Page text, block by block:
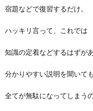
宿題などで復習するだけ。
ハッキリ言って、これでは
知識の定着などするはずが
分かりやすい説明を聞いても
全てが無駄になってしまうの